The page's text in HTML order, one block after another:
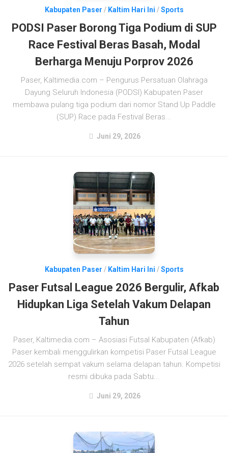
Kabupaten Paser / Kaltim Hari Ini /Sports
PODSI Paser Borong Tiga Podium di SUP
Race Festival Beras Basah, Modal
Berharga Menuju Porprov 2026
Paser, Kaltimedia.com – Pengurus Persatuan Olahraga
Dayung Seluruh Indonesia (PODSI) Kabupaten Paser
membawa pulang tiga podium dari nomor Stand Up Paddle
(SUP) Race pada Festival Beras...
Juni 29, 2026
Kabupaten Paser / Kaltim Hari Ini /Sports
Paser Futsal League 2026 Bergulir, Afkab
Hidupkan Liga Setelah Vakum Delapan
Tahun
Paser, Kaltimedia.com – Asosiasi Futsal Kabupaten (Afkab)
Paser kembali menggulirkan kompetisi Paser Futsal League
2026 setelah sempat vakum selama delapan tahun. Kompetisi
resmi dibuka pada Sabtu...
Juni 29, 2026